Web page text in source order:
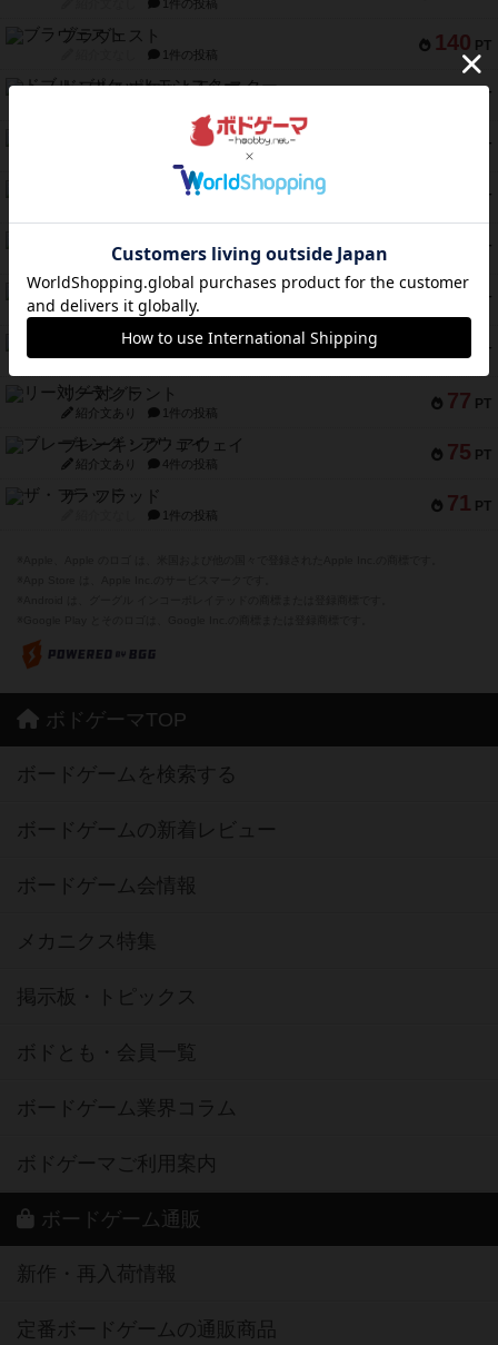
1件の投稿
140 PT
ブラヴェスト
1件の投稿
122 PT
ドブル：ポケットモンスター
PT
ジャンヌ・ダルク-オルレアン ドロー＆ライト
PT
ファースト・イン・フライト
PT
紹介文なし 1件の投稿
PT
ガルフストライク
紹介文あり 1件の投稿
79 PT
モズビ－ズ・レイダ－ズ
紹介文あり 1件の投稿
77 PT
リー対グラント
紹介文あり 1件の投稿
75 PT
ブレーキング・アウェイ
紹介文あり 4件の投稿
71 PT
ザ・フラッド
1件の投稿
ボドゲーマTOP
ボードゲームを検索する
ボードゲームの新着レビュー
ボードゲーム会情報
メカニクス特集
掲示板・トピックス
ボドとも・会員一覧
ボードゲーム業界コラム
ボドゲーマご利用案内
ボードゲーム通販
新作・再入荷情報
定番ボードゲームの通販商品